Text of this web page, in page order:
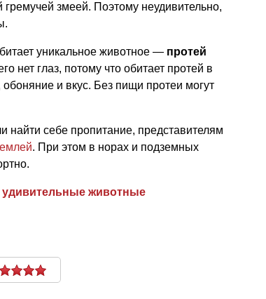
змеей. Поэтому неудивительно,
уникальное животное — протей
нет глаз, потому что обитает протей в
и вкус. Без пищи протеи могут
найти себе пропитание, представителям
. При этом в норах и подземных
удивительные животные